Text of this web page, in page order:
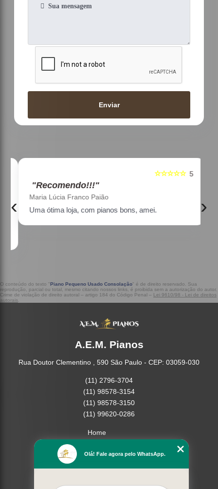
Enviar
5
☆☆☆☆☆
"Recomendo!!!"
Maria Lúcia Franco Paião
Uma ótima loja, com pianos bons, amei.
‹ ›
O conteúdo do texto "Piano Pequeno Usado Consolação" é de direito reservado. Sua
reprodução, parcial ou total, mesmo citando nossos links, é proibida sem a autorização do autor.
Crime de violação de direito autoral – artigo 184 do Código Penal – Lei 9610/98 - Lei de direitos
autorais
A.E.M. Pianos
Rua Doutor Clementino , 590 São Paulo - CEP: 03059-030
(11) 2796-3704
(11) 98578-3154
(11) 98578-3150
(11) 99620-0286
Home
Missão
Olá! Fale agora pelo WhatsApp.